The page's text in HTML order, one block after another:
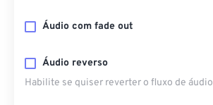
Áudio com fade out
Áudio reverso
Habilite se quiser reverter o fluxo de áudio